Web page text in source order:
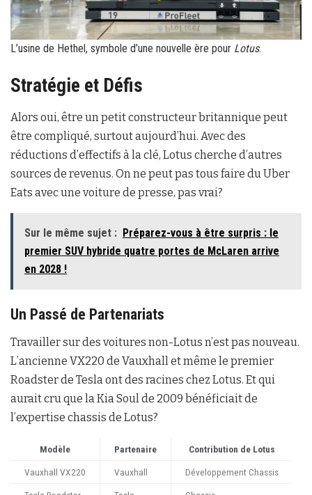
L’usine de Hethel, symbole d’une nouvelle ère pour Lotus.
Stratégie et Défis
Alors oui, être un petit constructeur britannique peut
être compliqué, surtout aujourd’hui. Avec des
réductions d’effectifs à la clé, Lotus cherche d’autres
sources de revenus. On ne peut pas tous faire du Uber
Eats avec une voiture de presse, pas vrai?
Sur le même sujet : Préparez-vous à être surpris : le
premier SUV hybride quatre portes de McLaren arrive
en 2028 !
Un Passé de Partenariats
Travailler sur des voitures non-Lotus n’est pas nouveau.
L’ancienne VX220 de Vauxhall et même le premier
Roadster de Tesla ont des racines chez Lotus. Et qui
aurait cru que la Kia Soul de 2009 bénéficiait de
l’expertise chassis de Lotus?
Modèle Partenaire Contribution de Lotus
Vauxhall VX220 Vauxhall Développement Chassis